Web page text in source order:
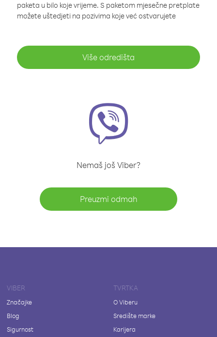
paketa u bilo koje vrijeme. S paketom mjesečne pretplate
možete uštedjeti na pozivima koje već ostvarujete
Više odredišta
Nemaš još Viber?
Preuzmi odmah
VIBER
Značajke
Blog
Sigurnost
TVRTKA
O Viberu
Središte marke
Karijera